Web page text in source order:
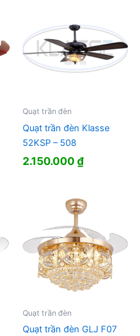
Quạt trần đèn
Quạt trần đèn Klasse
52KSP – 508
2.150.000₫
Quạt trần đèn
Quạt trần đèn GLJ F07